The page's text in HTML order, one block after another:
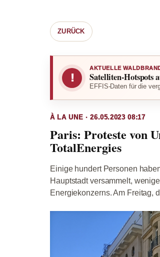
ZURÜCK
!
AKTUELLE
Satelliten-Hotspots
EFFIS-Daten für die
À LA UNE · 26.05.2023 08:17
Paris: Proteste von
TotalEnergies
Einige hundert Personen
Hauptstadt versammelt,
Energiekonzerns. Am Freitag,